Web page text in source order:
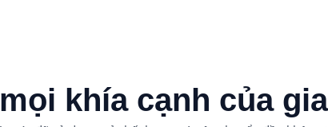
khía cạnh của